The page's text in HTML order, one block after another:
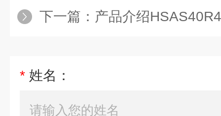
下一篇： 产品介绍
* 姓名：